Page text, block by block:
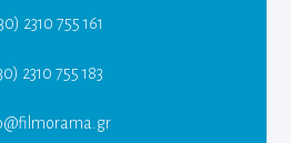
2310 755 161
2310 755 183